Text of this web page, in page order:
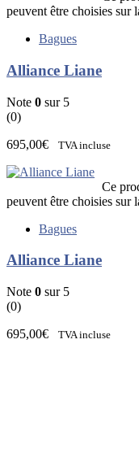
peuvent être choisies sur
Bagues
Alliance Liane
Note 0 sur 5
(0)
695,00€ TVA incluse
Ce
peuvent être choisies sur
Bagues
Alliance Liane
Note 0 sur 5
(0)
695,00€ TVA incluse